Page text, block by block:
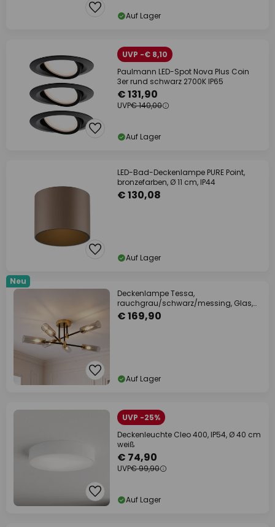
Auf Lager
UVP -€ 8,10
Paulmann LED-Spot Nova Plus Coin
3er rund schwarz 2700K IP65
€ 131,90
UVP€ 140,00
Auf Lager
LED-Bad-Deckenlampe PURE Point,
bronzefarben, Ø 11 cm, IP44
€ 130,08
Auf Lager
Neu
Deckenlampe Tessa,
rauchgrau/schwarz/messing, Glas,
G9
€ 169,90
Auf Lager
UVP -25%
Deckenleuchte Cleo 400, IP54, Ø 40 cm
weiß
€ 74,90
UVP€ 99,90
Auf Lager